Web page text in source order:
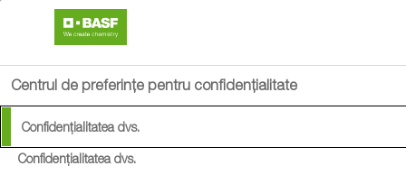
Centrul de preferințe pentru confidențialitate
Confidențialitatea dvs.
Confidențialitatea dvs.